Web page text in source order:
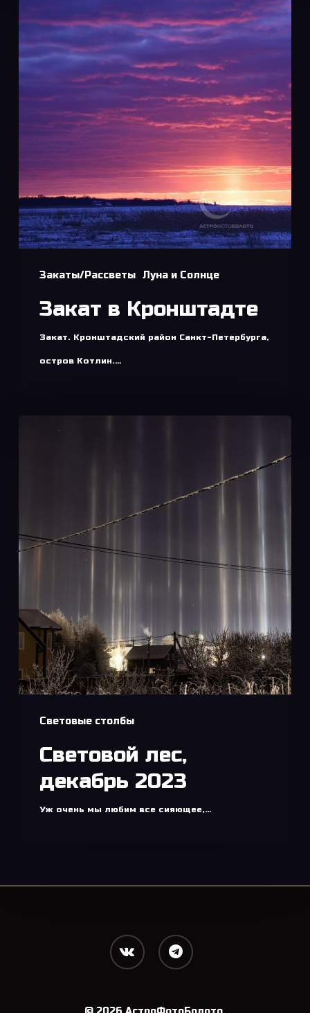
Закаты/Рассветы Луна и Солнце
Закат в Кронштадте
Закат. Кронштадский район Санкт-Петербурга,
остров Котлин.…
Световые столбы
Световой лес,
декабрь 2023
Уж очень мы любим все сияющее,…
vk telegram